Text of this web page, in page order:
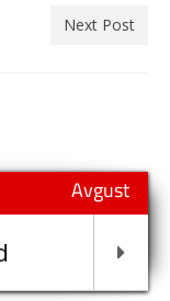
Next Post
Avgust